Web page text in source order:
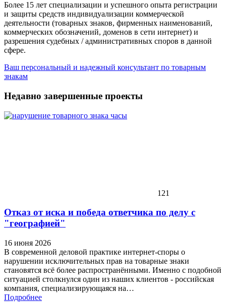
Более 15 лет специализации и успешного опыта регистрации
и защиты средств индивидуализации коммерческой
деятельности (товарных знаков, фирменных наименований,
коммерческих обозначений, доменов в сети интернет) и
разрешения судебных / административных споров в данной
сфере.
Ваш персональный и надежный консультант по товарным
знакам
Недавно завершенные проекты
121
Отказ от иска и победа ответчика по делу с
"географией"
16 июня 2026
В современной деловой практике интернет-споры о
нарушении исключительных прав на товарные знаки
становятся всё более распространёнными. Именно с подобной
ситуацией столкнулся один из наших клиентов - российская
компания, специализирующаяся на…
Подробнее